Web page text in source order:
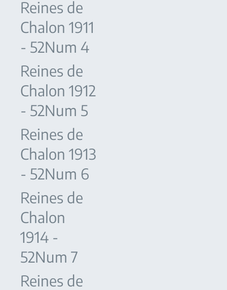
Reines de
Chalon 1911
- 52Num 4
Reines de
Chalon 1912
- 52Num 5
Reines de
Chalon 1913
- 52Num 6
Reines de
Chalon
1914 -
52Num 7
Reines de